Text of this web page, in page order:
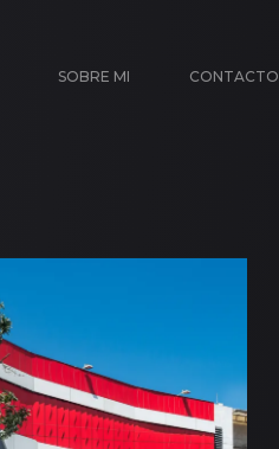
SOBRE MI CONTACTO